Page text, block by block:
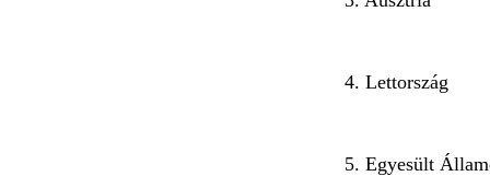
4. Lettország
5. Egyesült